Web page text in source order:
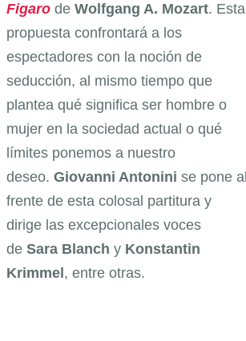
Figaro de Wolfgang A. Mozart. Esta
propuesta confrontará a los
espectadores con la noción de
seducción, al mismo tiempo que
plantea qué significa ser hombre o
mujer en la sociedad actual o qué
límites ponemos a nuestro
deseo. Giovanni Antonini se pone al
frente de esta colosal partitura y
dirige las excepcionales voces
de Sara Blanch y Konstantin
Krimmel , entre otras.